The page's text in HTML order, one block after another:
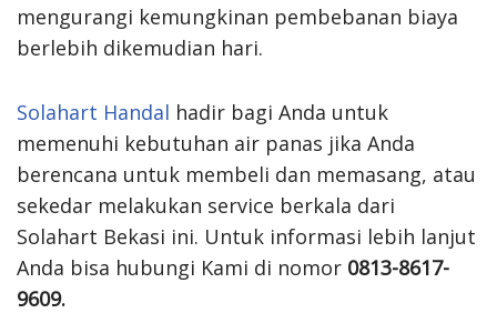
mengurangi kemungkinan pembebanan biaya
berlebih dikemudian hari.
Solahart Handal hadir bagi Anda untuk
memenuhi kebutuhan air panas jika Anda
berencana untuk membeli dan memasang, atau
sekedar melakukan service berkala dari
Solahart Bekasi ini. Untuk informasi lebih lanjut
Anda bisa hubungi Kami di nomor 0813-8617-
9609.